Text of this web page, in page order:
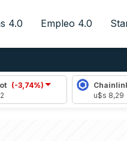
4.0 Empleo 4.0
Chainlink
(0,51%)